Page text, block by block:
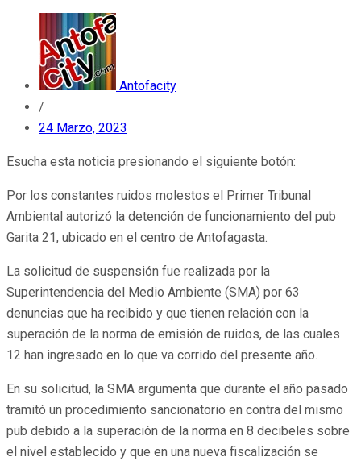
Antofacity
/
24 Marzo, 2023
Esucha esta noticia presionando el siguiente botón:
Por los constantes ruidos molestos el Primer Tribunal
Ambiental autorizó la detención de funcionamiento del pub
Garita 21, ubicado en el centro de Antofagasta.
La solicitud de suspensión fue realizada por la
Superintendencia del Medio Ambiente (SMA) por 63
denuncias que ha recibido y que tienen relación con la
superación de la norma de emisión de ruidos, de las cuales
12 han ingresado en lo que va corrido del presente año.
En su solicitud, la SMA argumenta que durante el año pasado
tramitó un procedimiento sancionatorio en contra del mismo
pub debido a la superación de la norma en 8 decibeles sobre
el nivel establecido y que en una nueva fiscalización se